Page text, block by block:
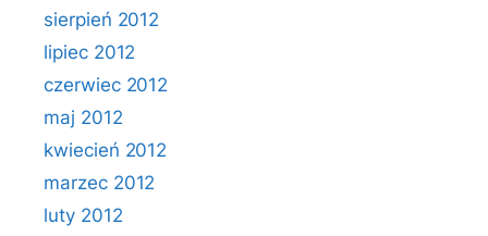
sierpień 2012
lipiec 2012
czerwiec 2012
maj 2012
kwiecień 2012
marzec 2012
luty 2012